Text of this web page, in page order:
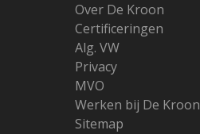
Over De Kroon
Certificeringen
Alg. VW
Privacy
MVO
Werken bij De Kroon
Sitemap